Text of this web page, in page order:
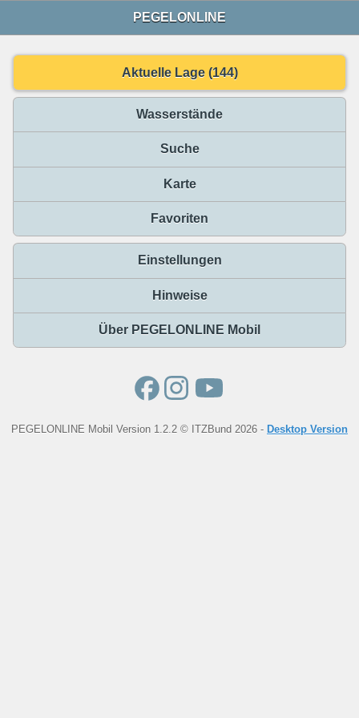
PEGELONLINE
Aktuelle Lage (144)
Wasserstände
Suche
Karte
Favoriten
Einstellungen
Hinweise
Über PEGELONLINE Mobil
PEGELONLINE Mobil Version 1.2.2 © ITZBund 2026 - Desktop Version